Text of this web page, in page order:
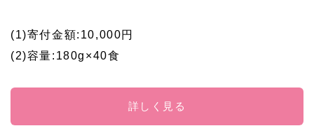
(1)寄付金額:10,000円
(2)容量:180g×40食
詳しく見る